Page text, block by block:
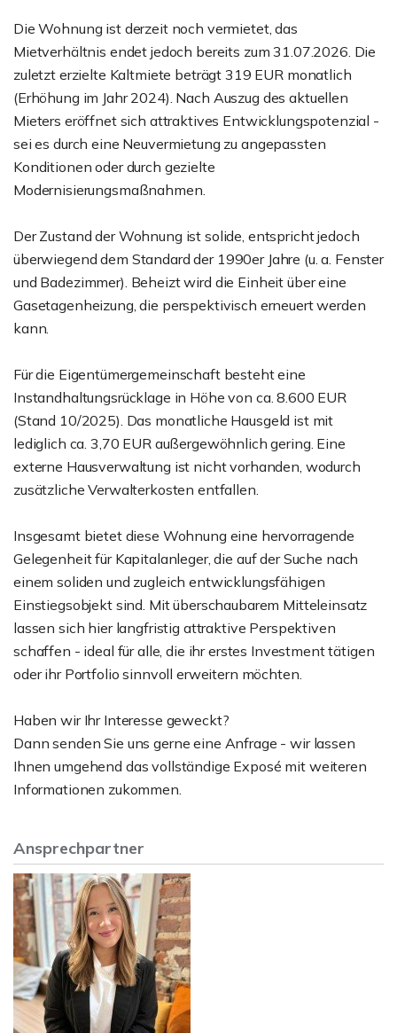
Die Wohnung ist derzeit noch vermietet, das
Mietverhältnis endet jedoch bereits zum 31.07.2026. Die
zuletzt erzielte Kaltmiete beträgt 319 EUR monatlich
(Erhöhung im Jahr 2024). Nach Auszug des aktuellen
Mieters eröffnet sich attraktives Entwicklungspotenzial -
sei es durch eine Neuvermietung zu angepassten
Konditionen oder durch gezielte
Modernisierungsmaßnahmen.
Der Zustand der Wohnung ist solide, entspricht jedoch
überwiegend dem Standard der 1990er Jahre (u. a. Fenster
und Badezimmer). Beheizt wird die Einheit über eine
Gasetagenheizung, die perspektivisch erneuert werden
kann.
Für die Eigentümergemeinschaft besteht eine
Instandhaltungsrücklage in Höhe von ca. 8.600 EUR
(Stand 10/2025). Das monatliche Hausgeld ist mit
lediglich ca. 3,70 EUR außergewöhnlich gering. Eine
externe Hausverwaltung ist nicht vorhanden, wodurch
zusätzliche Verwalterkosten entfallen.
Insgesamt bietet diese Wohnung eine hervorragende
Gelegenheit für Kapitalanleger, die auf der Suche nach
einem soliden und zugleich entwicklungsfähigen
Einstiegsobjekt sind. Mit überschaubarem Mitteleinsatz
lassen sich hier langfristig attraktive Perspektiven
schaffen - ideal für alle, die ihr erstes Investment tätigen
oder ihr Portfolio sinnvoll erweitern möchten.
Haben wir Ihr Interesse geweckt?
Dann senden Sie uns gerne eine Anfrage - wir lassen
Ihnen umgehend das vollständige Exposé mit weiteren
Informationen zukommen.
Ansprechpartner